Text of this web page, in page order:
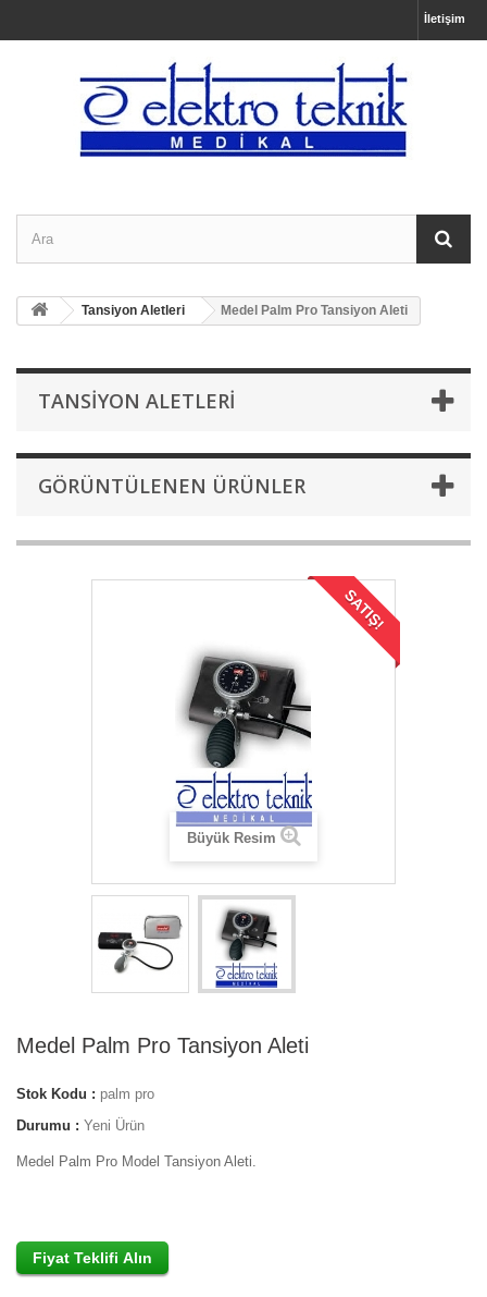
İletişim
Tansiyon Aletleri Medel Palm Pro Tansiyon Aleti
TANSIYON ALETLERI
GÖRÜNTÜLENEN ÜRÜNLER
SATIŞ!
Büyük Resim
Medel Palm Pro Tansiyon Aleti
Stok Kodu : palm pro
Durumu : Yeni Ürün
Medel Palm Pro Model Tansiyon Aleti.